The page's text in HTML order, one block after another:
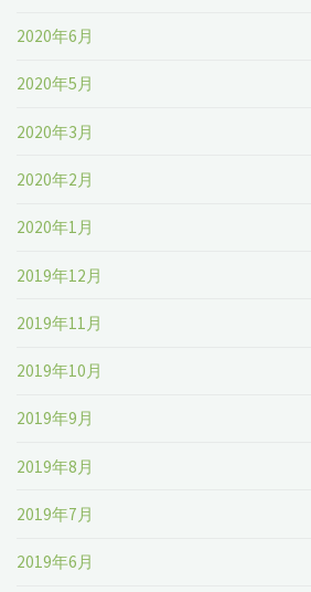
2020年6月
2020年5月
2020年3月
2020年2月
2020年1月
2019年12月
2019年11月
2019年10月
2019年9月
2019年8月
2019年7月
2019年6月